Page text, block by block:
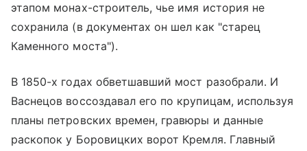
этапом монах-строитель, чье имя история не
сохранила (в документах он шел как "старец
Каменного моста").
В 1850-х годах обветшавший мост разобрали. И
Васнецов воссоздавал его по крупицам, используя
планы петровских времен, гравюры и данные
раскопок у Боровицких ворот Кремля. Главный